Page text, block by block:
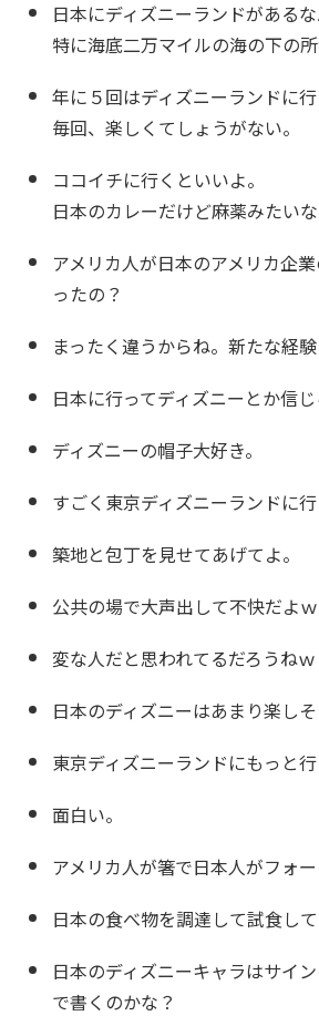
日本にディズニーランドがあるな
特に海底二万マイルの海の下の所
年に５回はディズニーランドに行
毎回、楽しくてしょうがない。
ココイチに行くといいよ。
日本のカレーだけど麻薬みたいな
アメリカ人が日本のアメリカ企
ったの？
まったく違うからね。新たな経験
日本に行ってディズニーとか信じ
ディズニーの帽子大好き。
すごく東京ディズニーランドに行
築地と包丁を見せてあげてよ。
公共の場で大声出して不快だよｗ
変な人だと思われてるだろうねｗ
日本のディズニーはあまり楽しそ
東京ディズニーランドにもっと
面白い。
アメリカ人が箸で日本人がフォ
日本の食べ物を調達して試食して
日本のディズニーキャラはサイ
で書くのかな？